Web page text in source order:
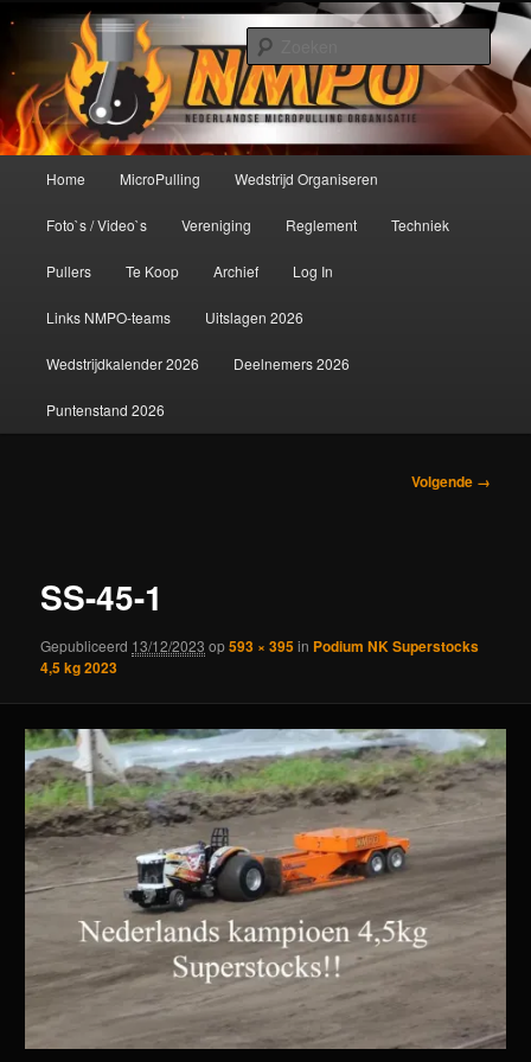
primaire
inhoudNederlandse MicroPulling
Organisatie
De meest krachtige modelbouwsport ter wereld!
Home MicroPulling Wedstrijd Organiseren
Foto`s / Video`s Vereniging Reglement Techniek
Pullers Te Koop Archief Log In
Links NMPO-teams Uitslagen 2026
Wedstrijdkalender 2026 Deelnemers 2026
Puntenstand 2026
Volgende →
SS-45-1
Gepubliceerd 13/12/2023 op593 × 395in Podium NK Superstocks
4,5 kg 2023